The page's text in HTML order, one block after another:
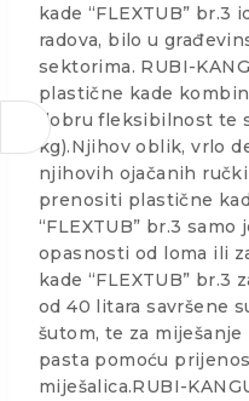
kade “FLEXTUB” br.3
radova, bilo u
sektorima. RUBI-
plastične kade
dobru fleksibilnost te
kg).Njihov oblik, vrlo
njihovih ojačanih
prenositi plastične
“FLEXTUB” br.3
opasnosti od loma ili
kade “FLEXTUB”
od 40 litara savršene
šutom, te za
pasta pomoću
miješalica.RUBI-